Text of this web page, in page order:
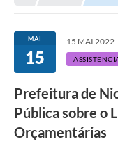
MAI
15
15 MAI 2022
Prefeitura de
Pública sobre o
Orçamentárias